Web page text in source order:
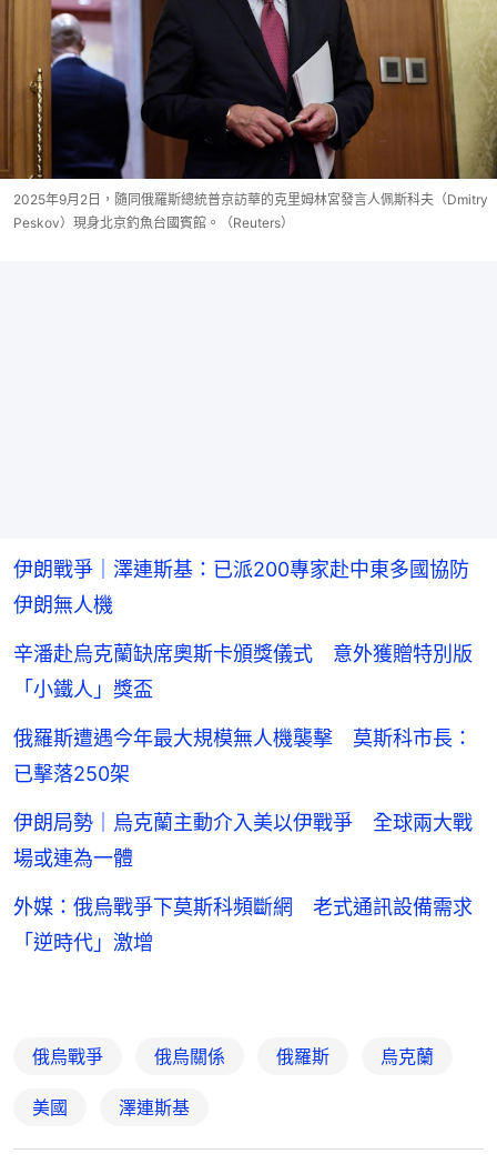
2025年9月2日，隨同俄羅斯總統普京訪華的克里姆林宮發言人佩斯科夫（Dmitry
Peskov）現身北京釣魚台國賓館。（Reuters）
伊朗戰爭｜澤連斯基：已派200專家赴中東多國協防
伊朗無人機
辛潘赴烏克蘭缺席奧斯卡頒獎儀式 意外獲贈特別版
「小鐵人」獎盃
俄羅斯遭遇今年最大規模無人機襲擊 莫斯科市長：
已擊落250架
伊朗局勢｜烏克蘭主動介入美以伊戰爭 全球兩大戰
場或連為一體
外媒：俄烏戰爭下莫斯科頻斷網 老式通訊設備需求
「逆時代」激增
俄烏戰爭 俄烏關係 俄羅斯 烏克蘭
美國 澤連斯基